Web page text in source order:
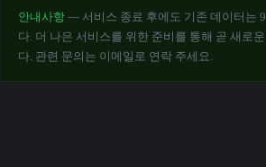
안내사항 — 서비스 종료 후에도 기존 데이터는
다. 더 나은 서비스를 위한 준비를 통해 곧 새로
다. 관련 문의는 이메일로 연락 주세요.